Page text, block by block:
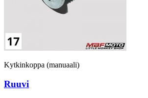
Kytkinkoppa (manuaali)
Ruuvi